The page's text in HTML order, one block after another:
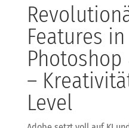
Features
–
Level